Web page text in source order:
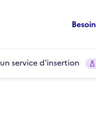
service d'insertion